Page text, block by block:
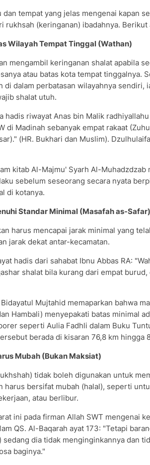
dan tempat yang jelas mengenai kapan
rukhsah (keringanan) ibadahnya. Berikut
Wilayah Tempat Tinggal (Wathan)
mengambil keringanan shalat apabila
atau batas kota tempat tinggalnya.
di dalam perbatasan wilayahnya sendiri,
shalat utuh.
hadis riwayat Anas bin Malik
di Madinah sebanyak empat rakaat
(HR. Bukhari dan Muslim).
kitab Al-Majmu' Syarh Al-Muhadzdzab
sebelum seseorang secara nyata
di kotanya.
Standar Minimal (Masafah as-Safar)
harus mencapai jarak minimal yang
jarak dekat antar-kecamatan.
hadis dari sahabat Ibnu Abbas RA:
shalat bila kurang dari empat
Mujtahid memaparkan bahwa
Hambali) menyepakati batas minimal
seperti Aulia Fadhli dalam Buku
berada di kisaran 76,8 km hingga
Mubah (Bukan Maksiat)
tidak boleh digunakan untuk
harus bersifat mubah (halal), seperti
atau berlibur.
ini pada firman Allah SWT mengenai
QS. Al-Baqarah ayat 173: "Tetapi
sedang dia tidak menginginkannya dan
baginya."